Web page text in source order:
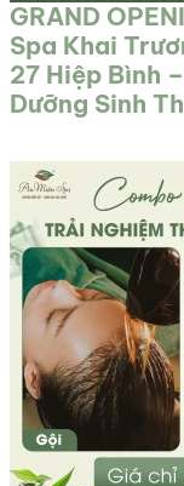
GRAND
Spa Khai
27 Hiệp Bình
Dưỡng Sinh